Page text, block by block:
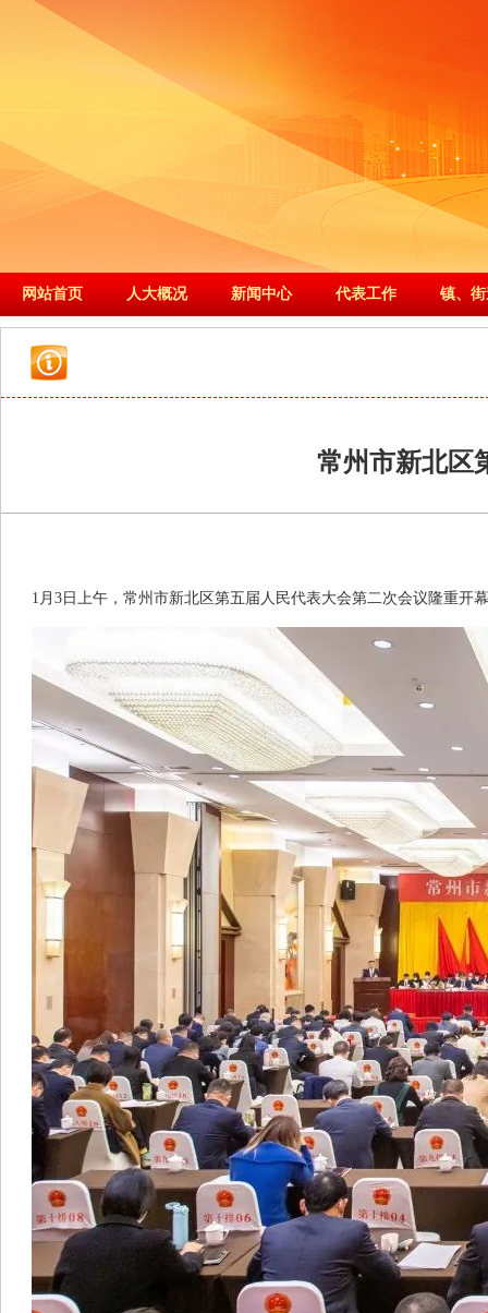
网站首页 人大概况 新闻中心 代表工作 镇、
常州市新北区
1 月 3 日上午，常州市新北区第五届人民代表大会第二次会议隆重